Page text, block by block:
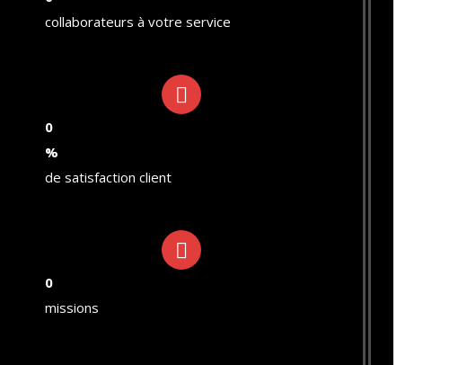
collaborateurs à votre service
0
%
de satisfaction client
0
missions